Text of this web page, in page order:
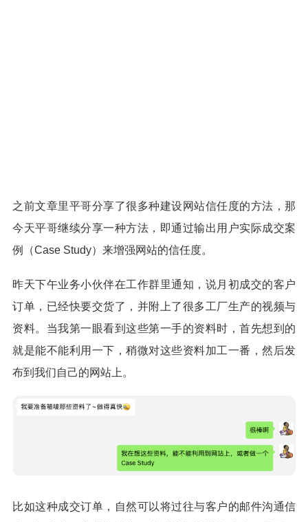
之前文章里平哥分享了很多种建设网站信任度的方法，那
今天平哥继续分享一种方法，即通过输出用户实际成交案
例（Case Study）来增强网站的信任度。
昨天下午业务小伙伴在工作群里通知，说月初成交的客户
订单，已经快要交货了，并附上了很多工厂生产的视频与
资料。当我第一眼看到这些第一手的资料时，首先想到的
就是能不能利用一下，稍微对这些资料加工一番，然后发
布到我们自己的网站上。
比如这种成交订单，自然可以将过往与客户的邮件沟通信